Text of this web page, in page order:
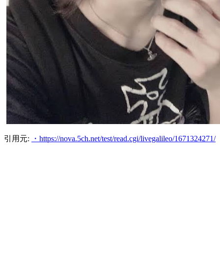
引用元: ・https://nova.5ch.net/test/read.cgi/livegalileo/1671324271/